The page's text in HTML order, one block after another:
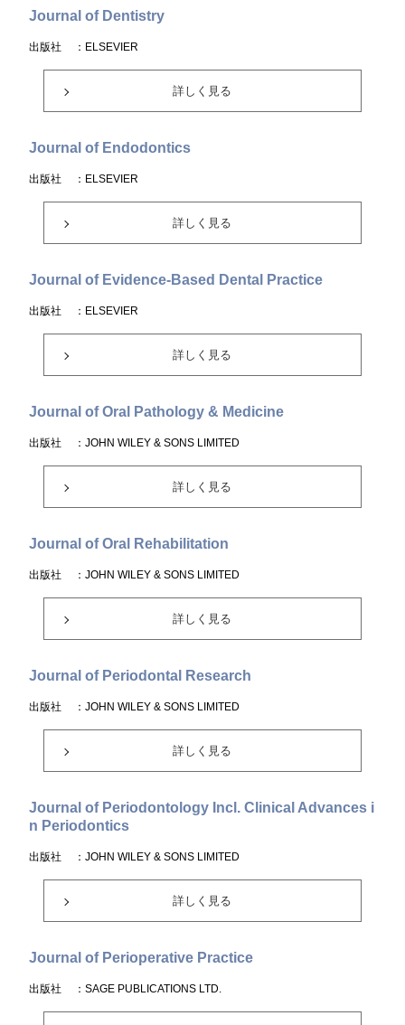
Journal of Dentistry
出版社 ：ELSEVIER
詳しく見る
Journal of Endodontics
出版社 ：ELSEVIER
詳しく見る
Journal of Evidence-Based Dental Practice
出版社 ：ELSEVIER
詳しく見る
Journal of Oral Pathology & Medicine
出版社 ：JOHN WILEY & SONS LIMITED
詳しく見る
Journal of Oral Rehabilitation
出版社 ：JOHN WILEY & SONS LIMITED
詳しく見る
Journal of Periodontal Research
出版社 ：JOHN WILEY & SONS LIMITED
詳しく見る
Journal of Periodontology Incl. Clinical Advances i
n Periodontics
出版社 ：JOHN WILEY & SONS LIMITED
詳しく見る
Journal of Perioperative Practice
出版社 ：SAGE PUBLICATIONS LTD.